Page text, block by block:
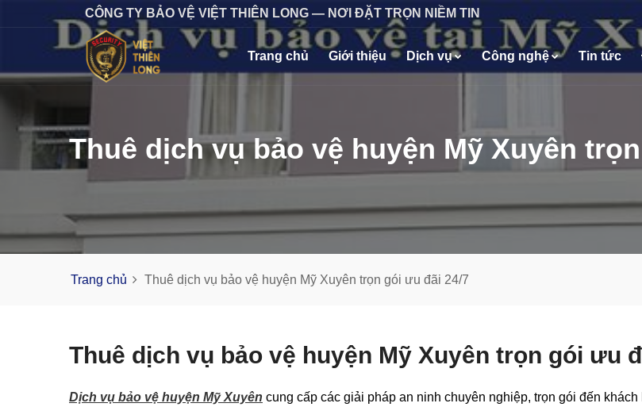
CÔNG TY BẢO VỆ VIỆT THIÊN LONG — NƠI ĐẶT TRỌN NIỀM TIN
Trang chủ Giới thiệu Dịch vụ Công nghệ Tin tức
Thuê dịch vụ bảo vệ huyện Mỹ Xuyên
Trang chủ Thuê dịch vụ bảo vệ huyện Mỹ Xuyên trọn gói ưu đãi 24/7
Thuê dịch vụ bảo vệ huyện Mỹ Xuyên trọn gói ưu
Dịch vụ bảo vệ huyện Mỹ Xuyên cung cấp các giải pháp an ninh chuyên nghiệp, trọn gói đến